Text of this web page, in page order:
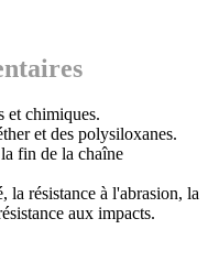
et chimiques.
et des polysiloxanes.
fin de la chaîne
résistance à l'abrasion, la
aux impacts.